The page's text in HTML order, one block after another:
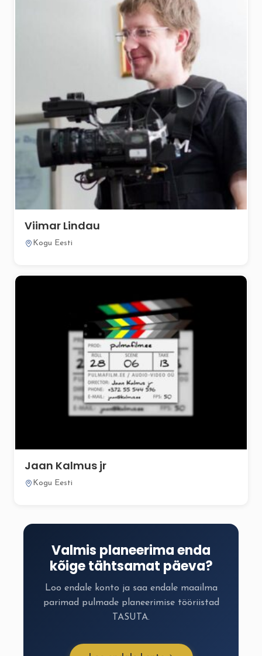
Viimar Lindau
Kogu Eesti
Jaan Kalmus jr
Kogu Eesti
Valmis planeerima enda
kõige tähtsamat päeva?
Loo endale konto ja saa endale maailma
parimad pulmade planeerimise tööriistad
TASUTA.